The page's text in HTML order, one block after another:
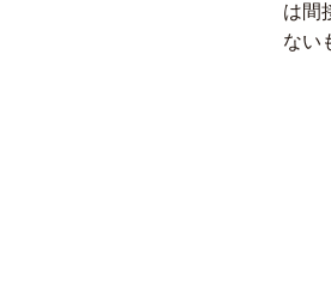
は間
ない